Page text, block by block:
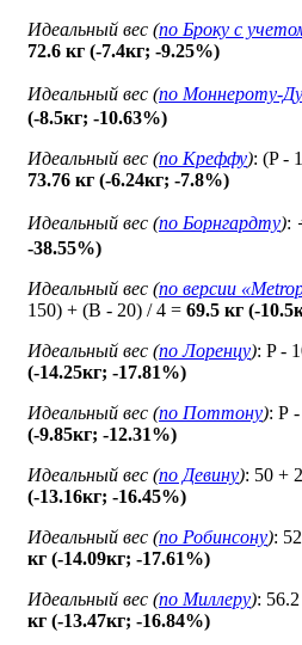
Идеальный вес (по Броку c
72.6 кг (-7.4кг; -9.25%)
Идеальный вес (по Моннероту-
(-8.5кг; -10.63%)
Идеальный вес (по Креффу): (P -
73.76 кг (-6.24кг; -7.8%)
Идеальный вес (по Борнгардту):
-38.55%)
Идеальный вес (по версии
150) + (B - 20) / 4 = 69.5 кг (-
Идеальный вес (по Лоренцу): P -
(-14.25кг; -17.81%)
Идеальный вес (по Поттону): Р
(-9.85кг; -12.31%)
Идеальный вес (по Девину): 50 +
(-13.16кг; -16.45%)
Идеальный вес (по Робинсону):
кг (-14.09кг; -17.61%)
Идеальный вес (по Миллеру):
кг (-13.47кг; -16.84%)